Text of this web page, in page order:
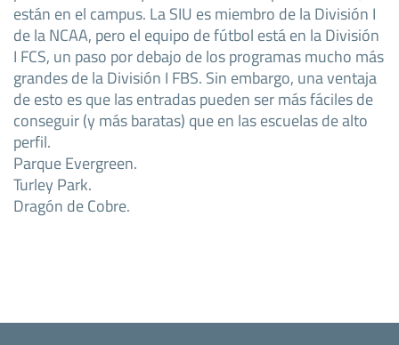
están en el campus. La SIU es miembro de la División I
de la NCAA, pero el equipo de fútbol está en la División
I FCS, un paso por debajo de los programas mucho más
grandes de la División I FBS. Sin embargo, una ventaja
de esto es que las entradas pueden ser más fáciles de
conseguir (y más baratas) que en las escuelas de alto
perfil.
Parque Evergreen.
Turley Park.
Dragón de Cobre.